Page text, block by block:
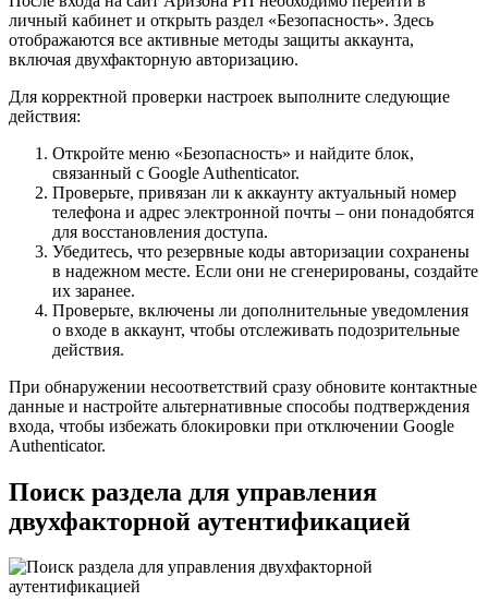
личный кабинет и открыть раздел «Безопасность». Здесь
отображаются все активные методы защиты аккаунта,
включая двухфакторную авторизацию.
Для корректной проверки настроек выполните следующие
действия:
Откройте меню «Безопасность» и найдите блок,
связанный с Google Authenticator.
Проверьте, привязан ли к аккаунту актуальный номер
телефона и адрес электронной почты – они понадобятся
для восстановления доступа.
Убедитесь, что резервные коды авторизации сохранены
в надежном месте. Если они не сгенерированы, создайте
их заранее.
Проверьте, включены ли дополнительные уведомления
о входе в аккаунт, чтобы отслеживать подозрительные
действия.
При обнаружении несоответствий сразу обновите контактные
данные и настройте альтернативные способы подтверждения
входа, чтобы избежать блокировки при отключении Google
Authenticator.
Поиск раздела для управления
двухфакторной аутентификацией